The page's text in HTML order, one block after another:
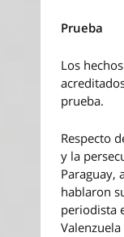
Prueba
Los
prueba.
Respecto
y la
Paraguay,
hablaron
periodista
Valenzuela